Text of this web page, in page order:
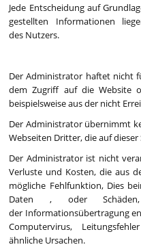
Jede Entscheidung auf
gestellten Informationen
des Nutzers.
Der Administrator haftet nicht
dem Zugriff auf die Website
beispielsweise aus der nicht
Der Administrator übernimmt
Webseiten Dritter, die auf
Der Administrator ist nicht
Verluste und Kosten, die aus
mögliche Fehlfunktion, Dies
Daten , oder
der Informationsübertragung
Computervirus,
ähnliche Ursachen.